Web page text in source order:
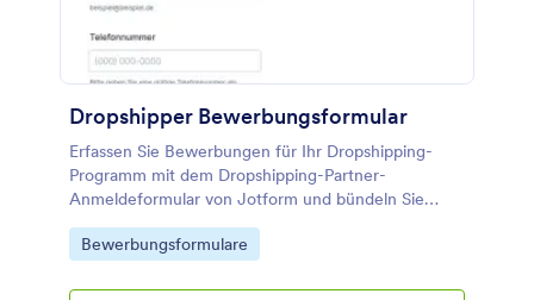
Dropshipper Bewerbungsformular
Erfassen Sie Bewerbungen für Ihr Dropshipping-
Programm mit dem Dropshipping-Partner-
Anmeldeformular von Jotform und bündeln Sie
Datenerfassung und Formularantworten für eine
schnellere interne Prüfung in einer passenden
Go to Category:
Bewerbungsformulare